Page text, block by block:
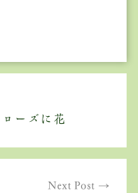
ーズに花
Next Post